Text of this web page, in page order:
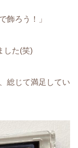
飾ろう！」
した(笑)
総じて満足してい